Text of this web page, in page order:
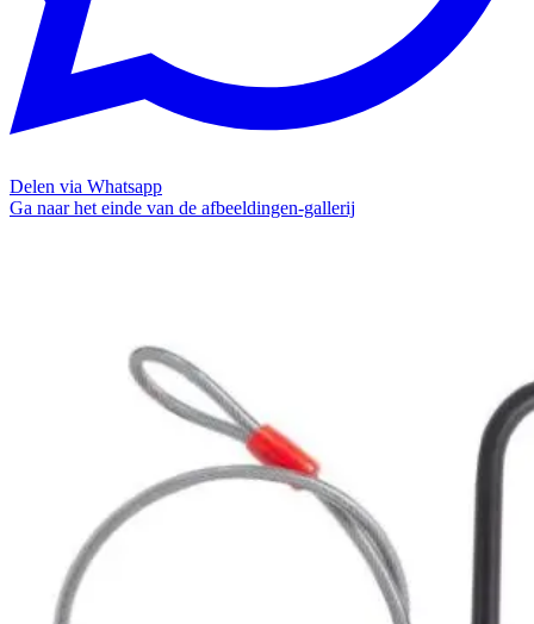
Delen via Whatsapp
Ga naar het einde van de afbeeldingen-gallerij